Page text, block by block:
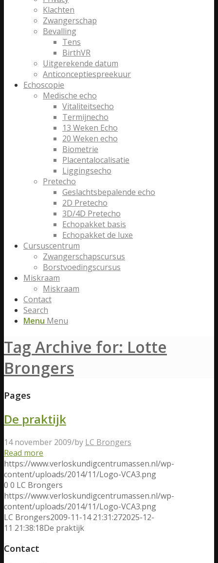
Klachten
Zwangerschap
Bevalling
Tens
BirthVR
Uitgerekende datum
Anticonceptiespreekuur
Echoscopie
Medische echo
Vitaliteitsecho
Termijnecho
13 Weken Echo
20 Weken echo
Biometrie
Placentalocalisatie
Liggingsecho
Pretecho
Geslachtsbepalende echo
2D Pretecho
3D/4D Pretecho
Echopakket basis
Echopakket de luxe
Cursuscentrum
Zwangerschapscursus
Borstvoedingscursus
Miskraam
Miskraam
Contact
Search
Menu Menu
Tag Archive for: Lotte
Brongers
Pages
De praktijk
14 november 2009/by LC Brongers
Read more
https://www.verloskundigcentrumassen.nl/wp-
content/uploads/2014/11/Logo-VCA3.png
0 0 LC Brongers
https://www.verloskundigcentrumassen.nl/wp-
content/uploads/2014/11/Logo-VCA3.png
LC Brongers2009-11-14 21:31:272025-12-
11 21:38:18De praktijk
Contact